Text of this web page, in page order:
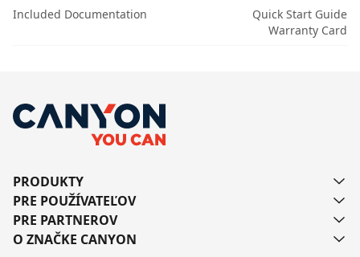
Included Documentation
Quick Start Guide
Warranty Card
PRODUKTY
PRE POUŽÍVATEĽOV
PRE PARTNEROV
O ZNAČKE CANYON